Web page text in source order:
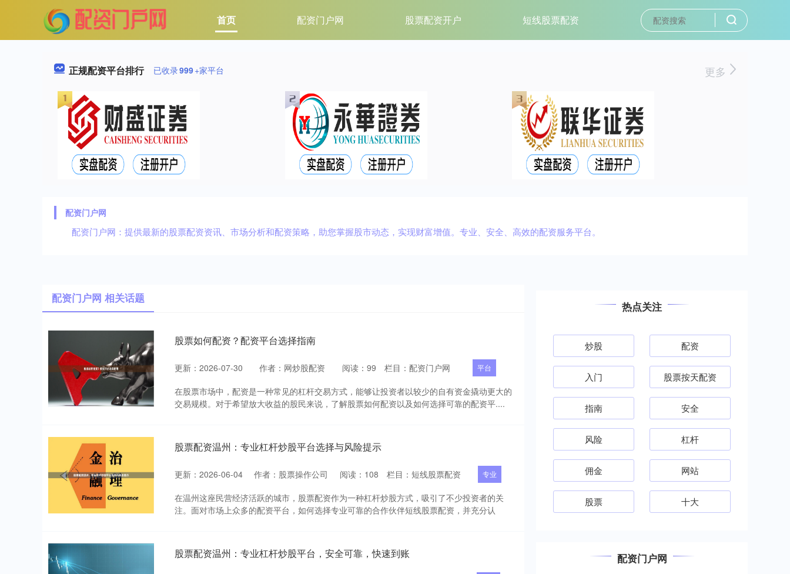
首页 配资门户网 股票配资开户 短线股票配资
正规配资平台排行 已收录999+家平台 更多
配资门户网
配资门户网：提供最新的股票配资资讯、市场分析和配资策略，助您掌握股市动态，实现财富增值。专业、安全、高效的配资服务平台。
配资门户网 相关话题
股票如何配资？配资平台选择指南
更新：2026-07-30 作者：网炒股配资 阅读： 99 栏目： 配资门户网 平台
在股票市场中，配资是一种常见的杠杆交易方式，能够让投资者以较少的自有资金撬动更大的
交易规模。对于希望放大收益的股民来说，了解股票如何配资以及如何选择可靠的配资平....
股票配资温州：专业杠杆炒股平台选择与风险提示
更新：2026-06-04 作者：股票操作公司 阅读： 108 栏目： 短线股票配资 专业
在温州这座民营经济活跃的城市，股票配资作为一种杠杆炒股方式，吸引了不少投资者的关
注。面对市场上众多的配资平台，如何选择专业可靠的合作伙伴短线股票配资，并充分认
股票配资温州：专业杠杆炒股平台，安全可靠，快速到账
热点关注
炒股 配资
入门 股票按天配资
指南 安全
风险 杠杆
佣金 网站
股票 十大
配资门户网